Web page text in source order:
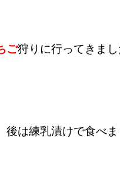
ご狩りに行ってきまし
は練乳漬けで食べま